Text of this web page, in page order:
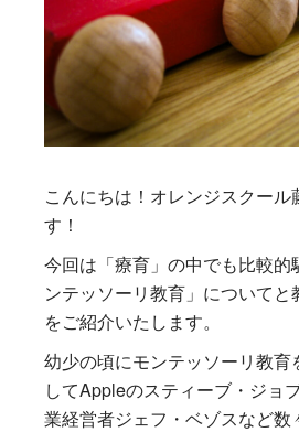
こんにちは！オレンジスクー
す！
今回は「療育」の中でも比較的
ンテッソーリ教育」についてと
をご紹介いたします。
幼少の頃にモンテッソーリ教育
してAppleのスティーブ・ジョ
業経営者ジェフ・ベゾスなど数